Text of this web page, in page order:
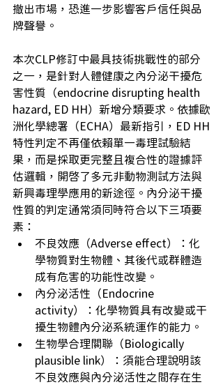
撤出市場，恐進一步影響客戶信任與品
牌聲譽。
本次CLP修訂中最具技術挑戰性的部分
之一，是針對人體健康之內分泌干擾危
害性質（endocrine disrupting health
hazard, ED HH）新增分類要求。依據歐
洲化學總署（ECHA）最新指引，ED HH
特性判定不再僅依賴單一毒理試驗結
果，而是採取更完整且複合性的證據評
估邏輯，開啟了多元非動物測試方法與
新興毒理學應用的新途徑。內分泌干擾
性質的判定通常須同時符合以下三項要
素：
不良效應（Adverse effect）：化
學物質對生物體、其後代或群體造
成有危害的功能性改變。
內分泌活性（Endocrine
activity）：化學物質具有改變或干
擾生物體內分泌系統運作的能力。
生物學合理關聯（Biologically
plausible link）：須能合理說明該
不良效應與內分泌活性之間存在生